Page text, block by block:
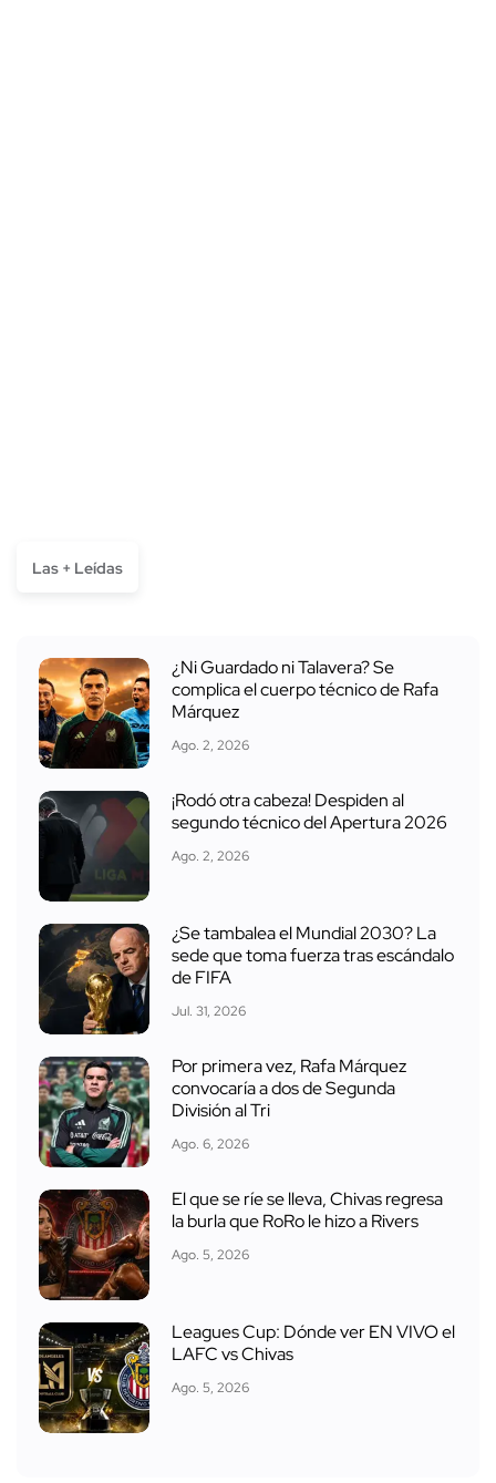
Las + Leídas
¿Ni Guardado ni Talavera? Se
complica el cuerpo técnico de Rafa
Márquez
Ago. 2, 2026
¡Rodó otra cabeza! Despiden al
segundo técnico del Apertura 2026
Ago. 2, 2026
¿Se tambalea el Mundial 2030? La
sede que toma fuerza tras escándalo
de FIFA
Jul. 31, 2026
Por primera vez, Rafa Márquez
convocaría a dos de Segunda
División al Tri
Ago. 6, 2026
El que se ríe se lleva, Chivas regresa
la burla que RoRo le hizo a Rivers
Ago. 5, 2026
Leagues Cup: Dónde ver EN VIVO el
LAFC vs Chivas
Ago. 5, 2026